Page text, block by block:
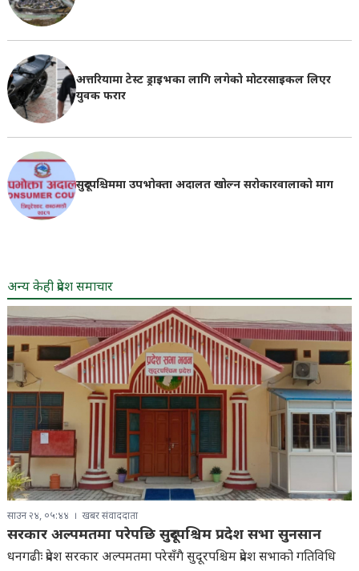
अत्तरियामा टेस्ट ड्राइभका लागि लगेको मोटरसाइकल लिएर
युवक फरार
सुदूरपश्चिममा उपभोक्ता अदालत खोल्न सरोकारवालाको माग
अन्य केही प्रदेश समाचार
साउन २४, ०५:४४ खबर संवाददाता
सरकार अल्पमतमा परेपछि सुदूरपश्चिम प्रदेश सभा सुनसान
धनगढीः प्रदेश सरकार अल्पमतमा परेसँगै सुदूरपश्चिम प्रदेश सभाको गतिविधि